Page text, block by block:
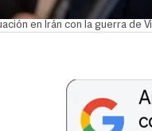
en Irán con la guerra de